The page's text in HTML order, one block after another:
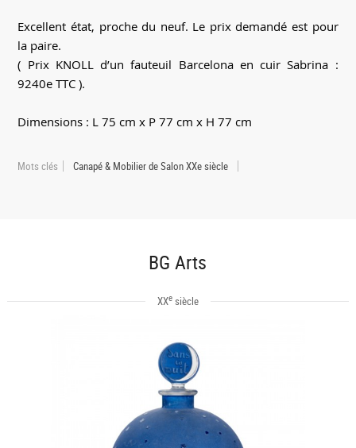
Excellent état, proche du neuf. Le prix demandé est pour
la paire.
( Prix KNOLL d’un fauteuil Barcelona en cuir Sabrina :
9240e TTC ).
Dimensions : L 75 cm x P 77 cm x H 77 cm
Mots clés Canapé & Mobilier de Salon XXe siècle
BG Arts
XXesiècle